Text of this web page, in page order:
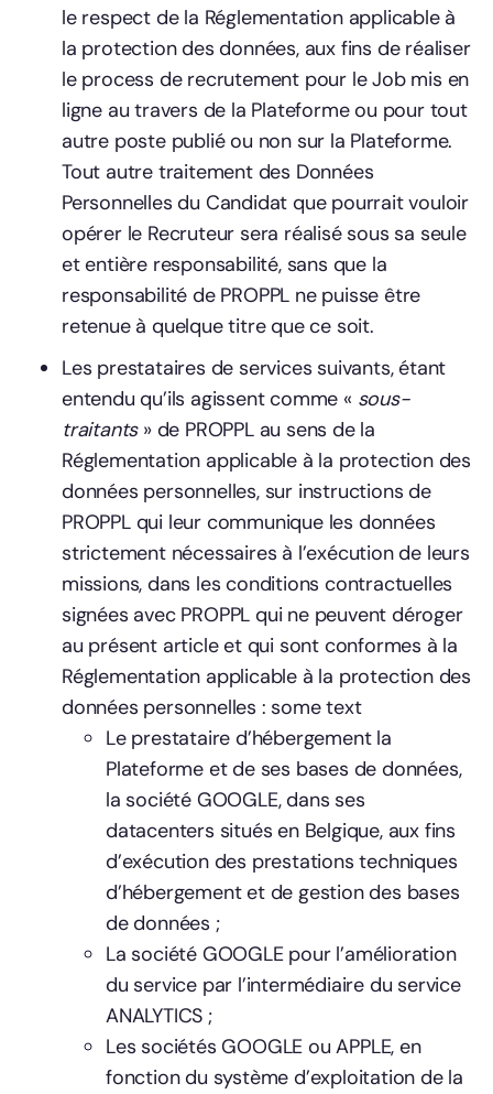
le respect de la Réglementation applicable à
la protection des données, aux fins de réaliser
le process de recrutement pour le Job mis en
ligne au travers de la Plateforme ou pour tout
autre poste publié ou non sur la Plateforme.
Tout autre traitement des Données
Personnelles du Candidat que pourrait vouloir
opérer le Recruteur sera réalisé sous sa seule
et entière responsabilité, sans que la
responsabilité de PROPPL ne puisse être
retenue à quelque titre que ce soit.
Les prestataires de services suivants, étant
entendu qu’ils agissent comme « sous-
traitants» de PROPPL au sens de la
Réglementation applicable à la protection des
données personnelles, sur instructions de
PROPPL qui leur communique les données
strictement nécessaires à l’exécution de leurs
missions, dans les conditions contractuelles
signées avec PROPPL qui ne peuvent déroger
au présent article et qui sont conformes à la
Réglementation applicable à la protection des
données personnelles : some text
Le prestataire d’hébergement la
Plateforme et de ses bases de données,
la société GOOGLE, dans ses
datacenters situés en Belgique, aux fins
d’exécution des prestations techniques
d’hébergement et de gestion des bases
de données ;
La société GOOGLE pour l’amélioration
du service par l’intermédiaire du service
ANALYTICS ;
Les sociétés GOOGLE ou APPLE, en
fonction du système d’exploitation de la